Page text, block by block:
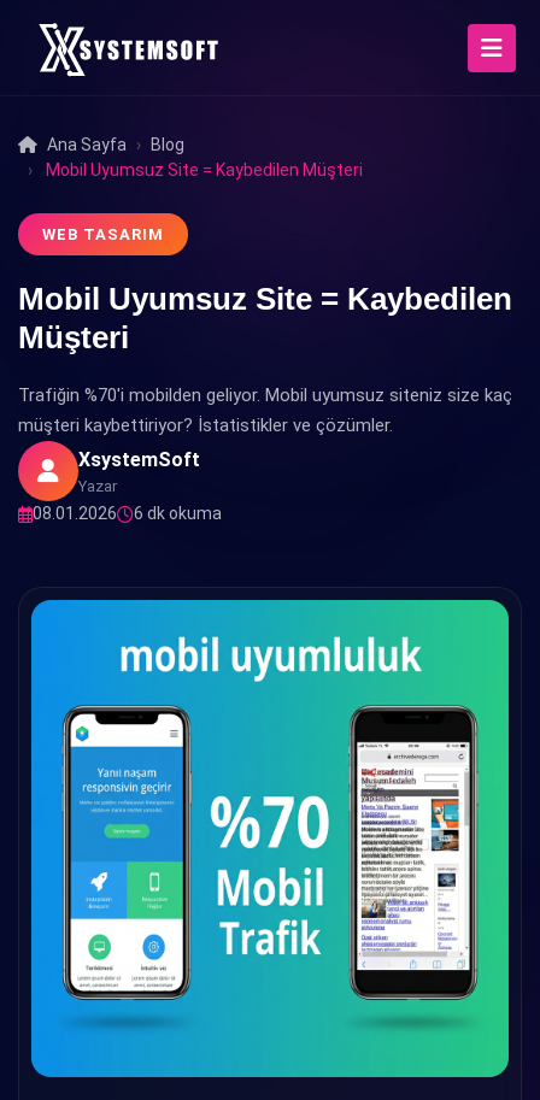
Ana Sayfa
Blog
Mobil Uyumsuz Site = Kaybedilen Müşteri
WEB TASARIM
Mobil Uyumsuz Site = Kaybedilen
Müşteri
Trafiğin %70'i mobilden geliyor. Mobil uyumsuz siteniz size kaç
müşteri kaybettiriyor? İstatistikler ve çözümler.
XsystemSoft
Yazar
08.01.2026 6 dk okuma